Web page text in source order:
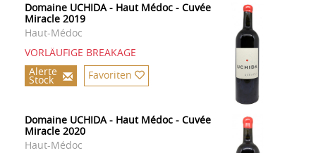
Domaine UCHIDA - Haut Médoc - Cuvée
Miracle 2019
Haut-Médoc
VORLÄUFIGE BREAKAGE
Alerte
Stock Favoriten
Domaine UCHIDA - Haut Médoc - Cuvée
Miracle 2020
Haut-Médoc